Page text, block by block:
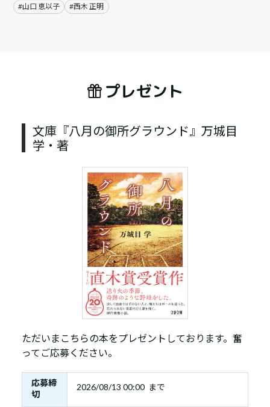
#山口 恵以子 #西木 正明
プレゼント
文庫『八月の御所グラウンド』万城目
学・著
ただいまこちらの本をプレゼントしております。奮
ってご応募ください。
応募締
切
2026/08/13 00:00 まで